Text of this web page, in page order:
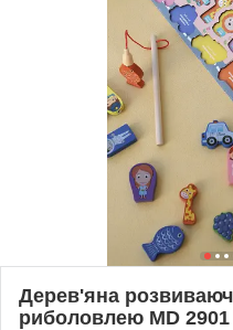
Дерев'яна
риболовлею MD 2901